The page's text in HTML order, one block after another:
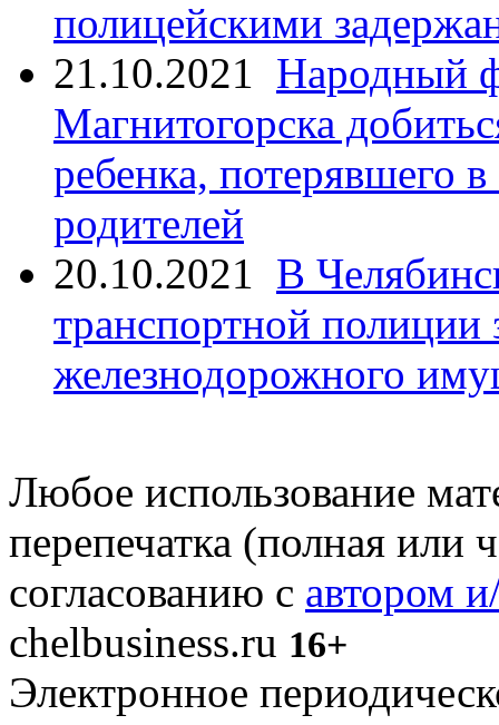
полицейскими
21.10.2021 Народный
Магнитогорска
ребенка, потерявшего
родителей
20.10.2021 В
транспортной
железнодорожного
Любое использование
перепечатка (полная или
согласованию с автором
chelbusiness.ru 16+
Электронное